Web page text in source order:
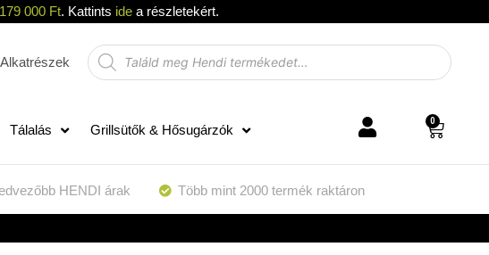
000 Ft. Kattints idea részletekért.
Alkatrészek
Tálalás Grillsütők & Hősugárzók
0
HENDI árak Több mint 2000 termék raktáron